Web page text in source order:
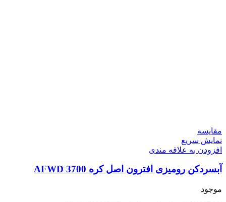
مقايسه
نمایش سریع
افزودن به علاقه مندی
آبسردکن رومیزی افترون اصل کره AFWD 3700
موجود